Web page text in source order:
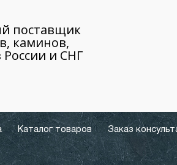
поставщик
каминов,
и СНГ
Каталог товаров Заказ